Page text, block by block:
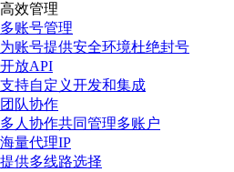
高效管理
多账号管理
为账号提供安全环境杜绝封号
开放API
支持自定义开发和集成
团队协作
多人协作共同管理多账户
海量代理IP
提供多线路选择